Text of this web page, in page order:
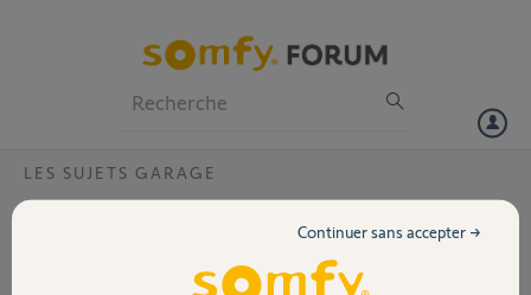
Volet
LES SUJETS GARAGE
J'ai acheté un gdk 700 et je voudrais dire que m assemblage du rail est
Continuer sans accepter →